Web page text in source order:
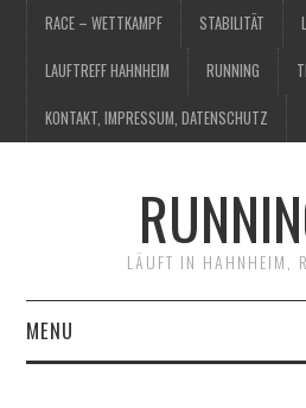
RACE – WETTKAMPF STABILITÄT
LAUFTREFF HAHNHEIM RUNNING
KONTAKT, IMPRESSUM, DATENSCHUTZ
LÄUFT IN HAHNHEIM,
MENU